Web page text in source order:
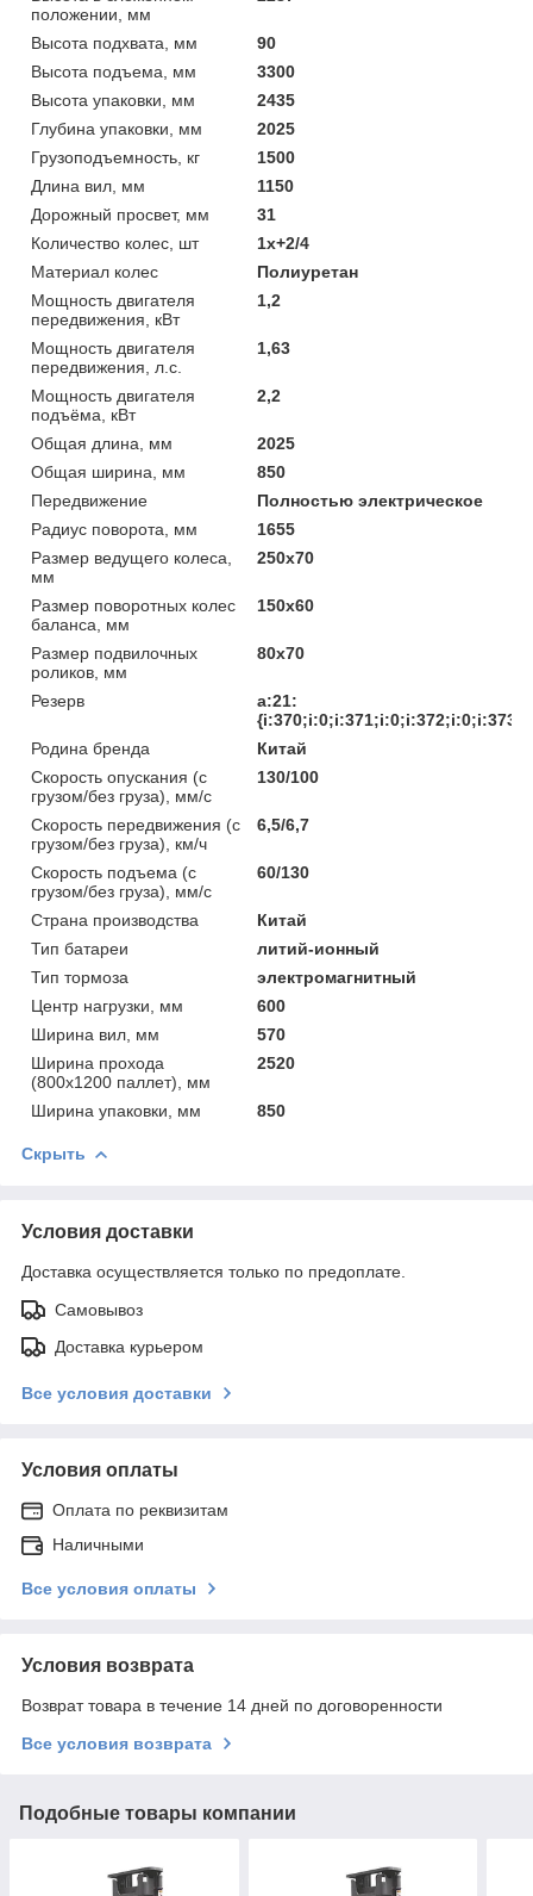
положении, мм
Высота подхвата, мм
90
Высота подъема, мм
3300
Высота упаковки, мм
2435
Глубина упаковки, мм
2025
Грузоподъемность, кг
1500
Длина вил, мм
1150
Дорожный просвет, мм
31
Количество колес, шт
1х+2/4
Материал колес
Полиуретан
Мощность двигателя
передвижения, кВт
1,2
Мощность двигателя
передвижения, л.с.
1,63
Мощность двигателя
подъёма, кВт
2,2
Общая длина, мм
2025
Общая ширина, мм
850
Передвижение
Полностью электрическое
Радиус поворота, мм
1655
Размер ведущего колеса,
мм
250х70
Размер поворотных колес
баланса, мм
150х60
Размер подвилочных
роликов, мм
80х70
Резерв
a:21:
Родина бренда
Китай
Скорость опускания (с
грузом/без груза), мм/с
130/100
Скорость передвижения (с
грузом/без груза), км/ч
6,5/6,7
Скорость подъема (с
грузом/без груза), мм/с
60/130
Страна производства
Китай
Тип батареи
литий-ионный
Тип тормоза
электромагнитный
Центр нагрузки, мм
600
Ширина вил, мм
570
Ширина прохода
(800х1200 паллет), мм
2520
Ширина упаковки, мм 850
Скрыть
Условия доставки
Доставка осуществляется только по предоплате.
Самовывоз
Доставка курьером
Все условия доставки
Условия оплаты
Оплата по реквизитам
Наличными
Все условия оплаты
Условия возврата
Возврат товара в течение 14 дней по договоренности
Все условия возврата
Подобные товары компании